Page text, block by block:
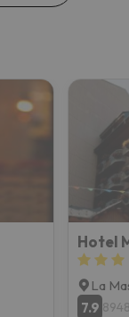
Hotel
La
7.9